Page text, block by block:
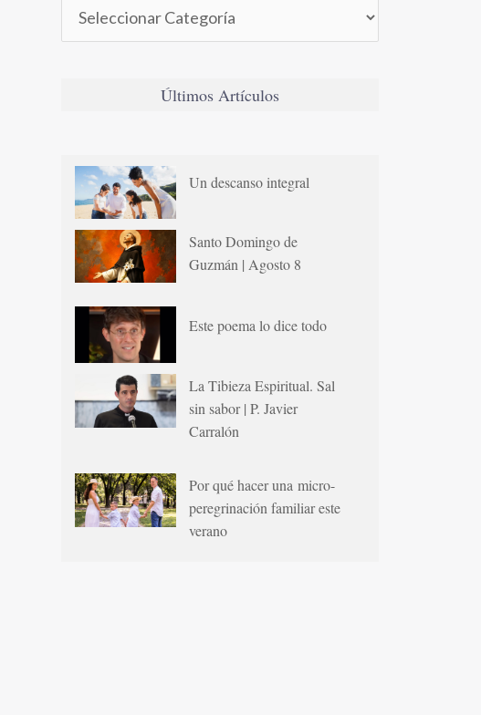
Últimos Artículos
Un descanso integral
Santo Domingo de
Guzmán | Agosto 8
Este poema lo dice todo
La Tibieza Espiritual. Sal
sin sabor | P. Javier
Carralón
Por qué hacer una micro-
peregrinación familiar este
verano